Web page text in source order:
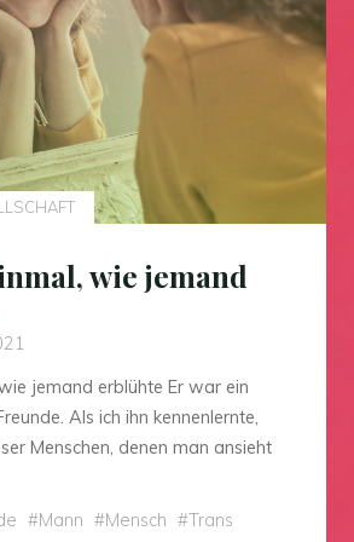
wie jemand
jemand erblühte Er war ein
Als ich ihn kennenlernte,
Menschen, denen man ansieht
#Mann #Mensch #Trans